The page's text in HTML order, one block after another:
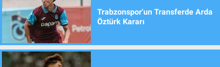
Trabzonspor'un Transferde Arda
Öztürk Kararı